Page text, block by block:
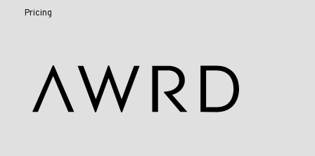
Pricing